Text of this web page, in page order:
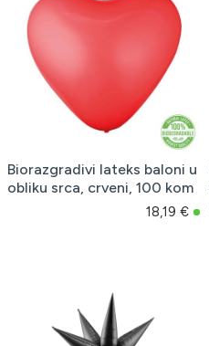
Biorazgradivi lateks baloni u
obliku srca, crveni, 100 kom
18,19 €